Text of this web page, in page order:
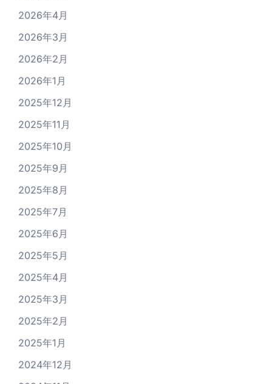
2026年4月
2026年3月
2026年2月
2026年1月
2025年12月
2025年11月
2025年10月
2025年9月
2025年8月
2025年7月
2025年6月
2025年5月
2025年4月
2025年3月
2025年2月
2025年1月
2024年12月